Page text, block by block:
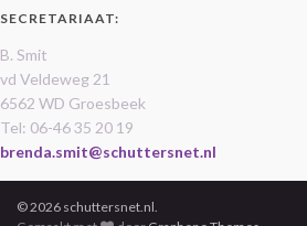
SECRETARIAAT:
B. Smit
vd Veldeweg 21
6562 WD Groesbeek
Tel: 06-46 35 20 19
brenda.smit@schuttersnet.nl
© 2026 schuttersnet.nl.